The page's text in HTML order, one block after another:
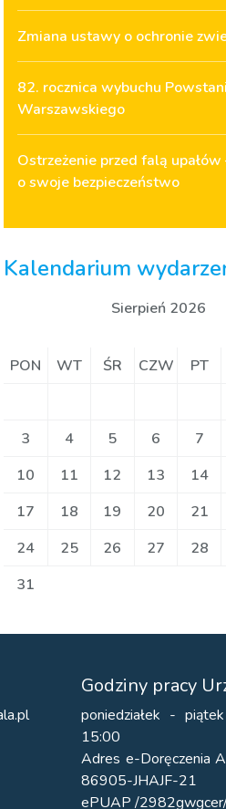
Zmiana ustawy o ochronie
82. rocznica wybuchu
Warszawskiego
Ostrzeżenie przed falą upałów
o swoje bezpieczeństwo
Kalendarium
Sierpień 2026
PON WT ŚR CZW PT
3
4 5 6 7
10
11 12 13 14
17
18 19 20 21
24
25 26 27 28
31
Godziny pracy
poniedziałek -
15:00
Adres e-Doręczenia
86905-JHAJF-21
ePUAP /